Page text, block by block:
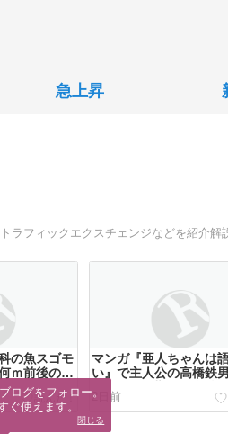
急上昇
ラフィックエクスチェンジなどを紹介解
の魚スゴモ
ｍ前後の砂
しょう？
マンガ『亜人ちゃんは
い』で主人公の高橋鉄
ょう？
2日前
ログをフォロー。
ぐ使えます。
閉じる